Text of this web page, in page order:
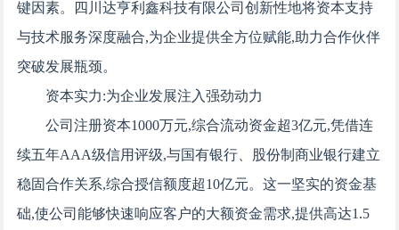
键因素。四川达亨利鑫科技有限公司创新性地将资本支持
与技术服务深度融合,为企业提供全方位赋能,助力合作伙伴
突破发展瓶颈。
资本实力:为企业发展注入强劲动力
公司注册资本1000万元,综合流动资金超3亿元,凭借连
续五年AAA级信用评级,与国有银行、股份制商业银行建立
稳固合作关系,综合授信额度超10亿元。这一坚实的资金基
础,使公司能够快速响应客户的大额资金需求,提供高达1.5